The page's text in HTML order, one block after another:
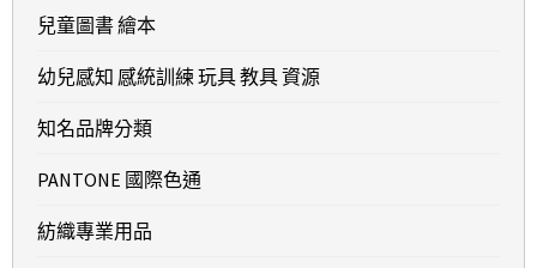
兒童圖書 繪本
幼兒感知 感統訓練 玩具 教具 資源
知名品牌分類
PANTONE 國際色通
紡織專業用品